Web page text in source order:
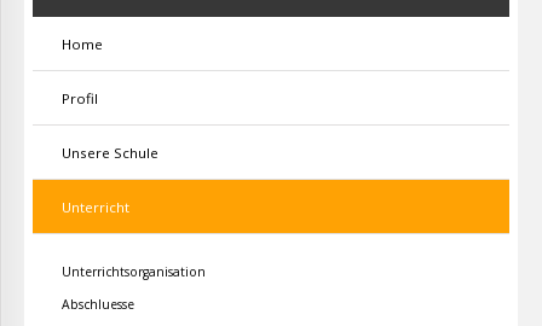
Home
Profil
Unsere Schule
Unterricht
Unterrichtsorganisation
Abschluesse